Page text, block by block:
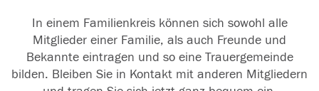
In einem Familienkreis können sich sowohl alle
Mitglieder einer Familie, als auch Freunde und
Bekannte eintragen und so eine Trauergemeinde
bilden. Bleiben Sie in Kontakt mit anderen Mitgliedern